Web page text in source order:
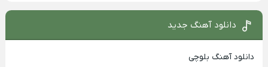
دانلود آهنگ جدید
دانلود آهنگ بلوچی